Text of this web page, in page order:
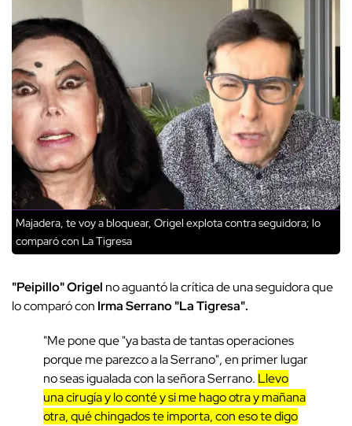
Majadera, te voy a bloquear, Origel explota contra seguidora; lo
comparó con La Tigresa
"Peipillo" Origel no aguantó la crítica de una seguidora que
lo comparó con Irma Serrano "La Tigresa".
"Me pone que "ya basta de tantas operaciones
porque me parezco a la Serrano", en primer lugar
no seas igualada con la señora Serrano. Llevo
una cirugía y lo conté y si me hago otra y mañana
otra, qué chingados te importa, con eso te digo